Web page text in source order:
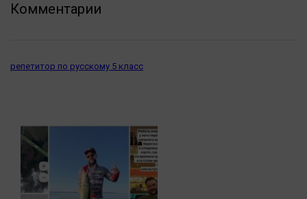
Комментарии
репетитор по русскому 5 класс